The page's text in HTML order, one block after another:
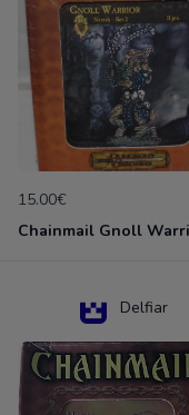
15.00€
Delfiar